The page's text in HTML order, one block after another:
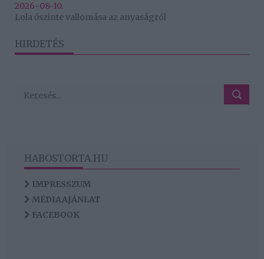
2026-08-10.
Lola őszinte vallomása az anyaságról
HIRDETÉS
HABOSTORTA.HU
IMPRESSZUM
MÉDIAAJÁNLAT
FACEBOOK